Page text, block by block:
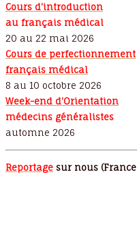
Cours d'introduction
au français médical
20 au 22 mai 2026
Cours de perfectionnement
français médical
8 au 10 octobre 2026
Week-end d'Orientation
médecins généralistes
automne 2026
Reportage sur nous